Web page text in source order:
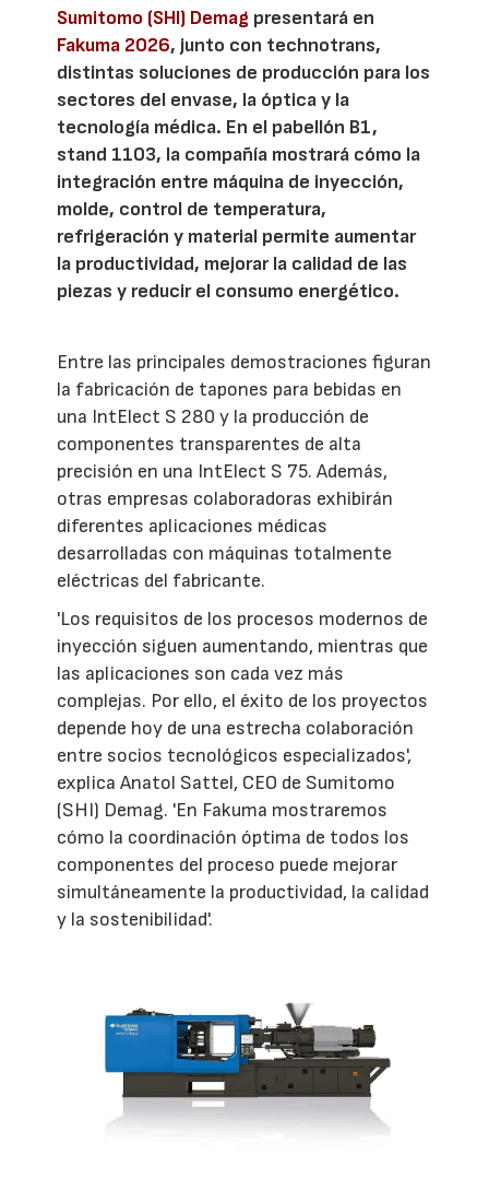
Sumitomo (SHI) Demag presentará en
Fakuma 2026, junto con technotrans,
distintas soluciones de producción para los
sectores del envase, la óptica y la
tecnología médica. En el pabellón B1,
stand 1103, la compañía mostrará cómo la
integración entre máquina de inyección,
molde, control de temperatura,
refrigeración y material permite aumentar
la productividad, mejorar la calidad de las
piezas y reducir el consumo energético.
Entre las principales demostraciones figuran
la fabricación de tapones para bebidas en
una IntElect S 280 y la producción de
componentes transparentes de alta
precisión en una IntElect S 75. Además,
otras empresas colaboradoras exhibirán
diferentes aplicaciones médicas
desarrolladas con máquinas totalmente
eléctricas del fabricante.
'Los requisitos de los procesos modernos de
inyección siguen aumentando, mientras que
las aplicaciones son cada vez más
complejas. Por ello, el éxito de los proyectos
depende hoy de una estrecha colaboración
entre socios tecnológicos especializados',
explica Anatol Sattel, CEO de Sumitomo
(SHI) Demag. 'En Fakuma mostraremos
cómo la coordinación óptima de todos los
componentes del proceso puede mejorar
simultáneamente la productividad, la calidad
y la sostenibilidad'.